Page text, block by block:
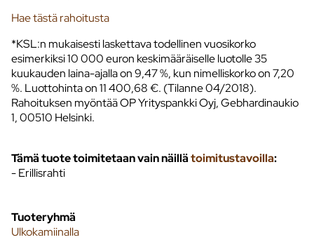
Hae tästä rahoitusta
*KSL:n mukaisesti laskettava todellinen vuosikorko
esimerkiksi 10 000 euron keskimääräiselle luotolle 35
kuukauden laina-ajalla on 9,47 %, kun nimelliskorko on 7,20
%. Luottohinta on 11 400,68 €. (Tilanne 04/2018).
Rahoituksen myöntää OP Yrityspankki Oyj, Gebhardinaukio
1, 00510 Helsinki.
Tämä tuote toimitetaan vain näillätoimitustavoilla:
- Erillisrahti
Tuoteryhmä
Ulkokamiinalla